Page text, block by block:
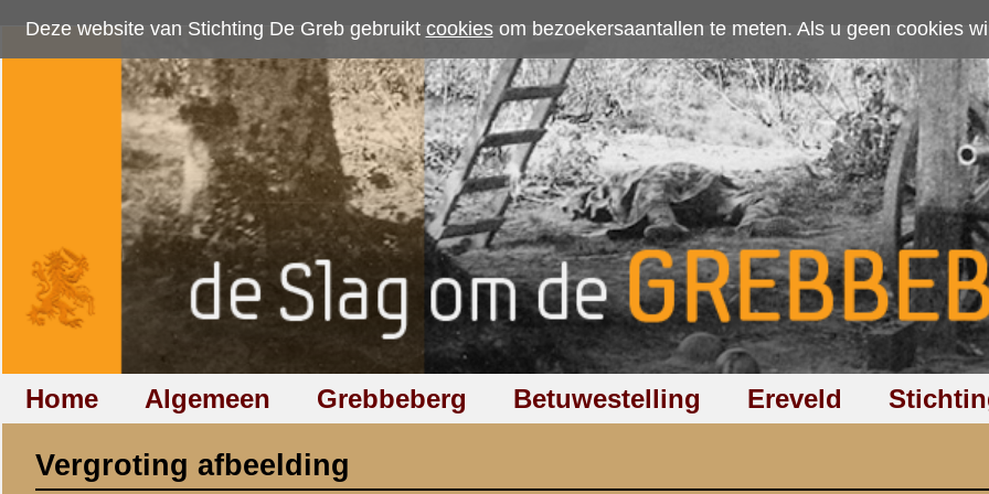
Deze website van Stichting De Greb gebruikt cookies om bezoekersaantallen te meten. Als u geen cookies wilt toestaan kunt u hier klikken Accepteer cookies
Home Algemeen Grebbeberg Betuwestelling Ereveld Stichting Discussiegroep Zoeken
Vergroting afbeelding